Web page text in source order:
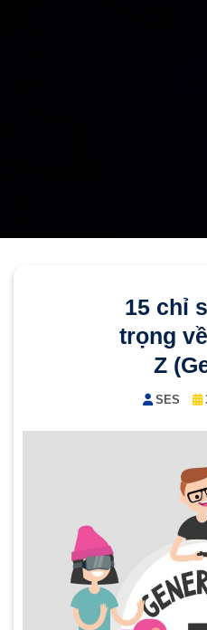
15 chỉ
trọng
Z
SES